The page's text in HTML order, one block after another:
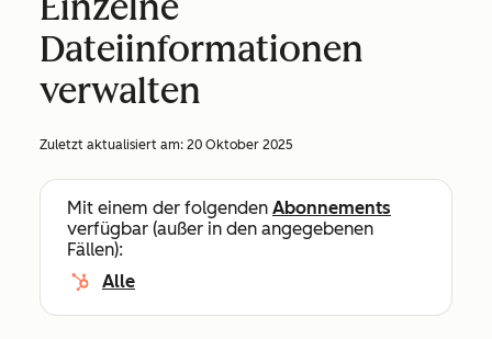
Dateiinformationen
verwalten
Zuletzt aktualisiert am: 20 Oktober 2025
Mit einem der folgenden Abonnements
verfügbar (außer in den angegebenen
Fällen):
Alle